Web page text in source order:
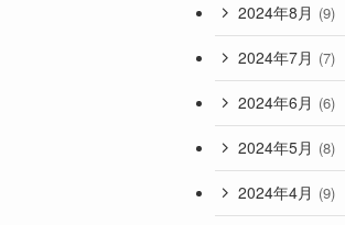
2024年8月 (9)
2024年7月 (7)
2024年6月 (6)
2024年5月 (8)
2024年4月 (9)